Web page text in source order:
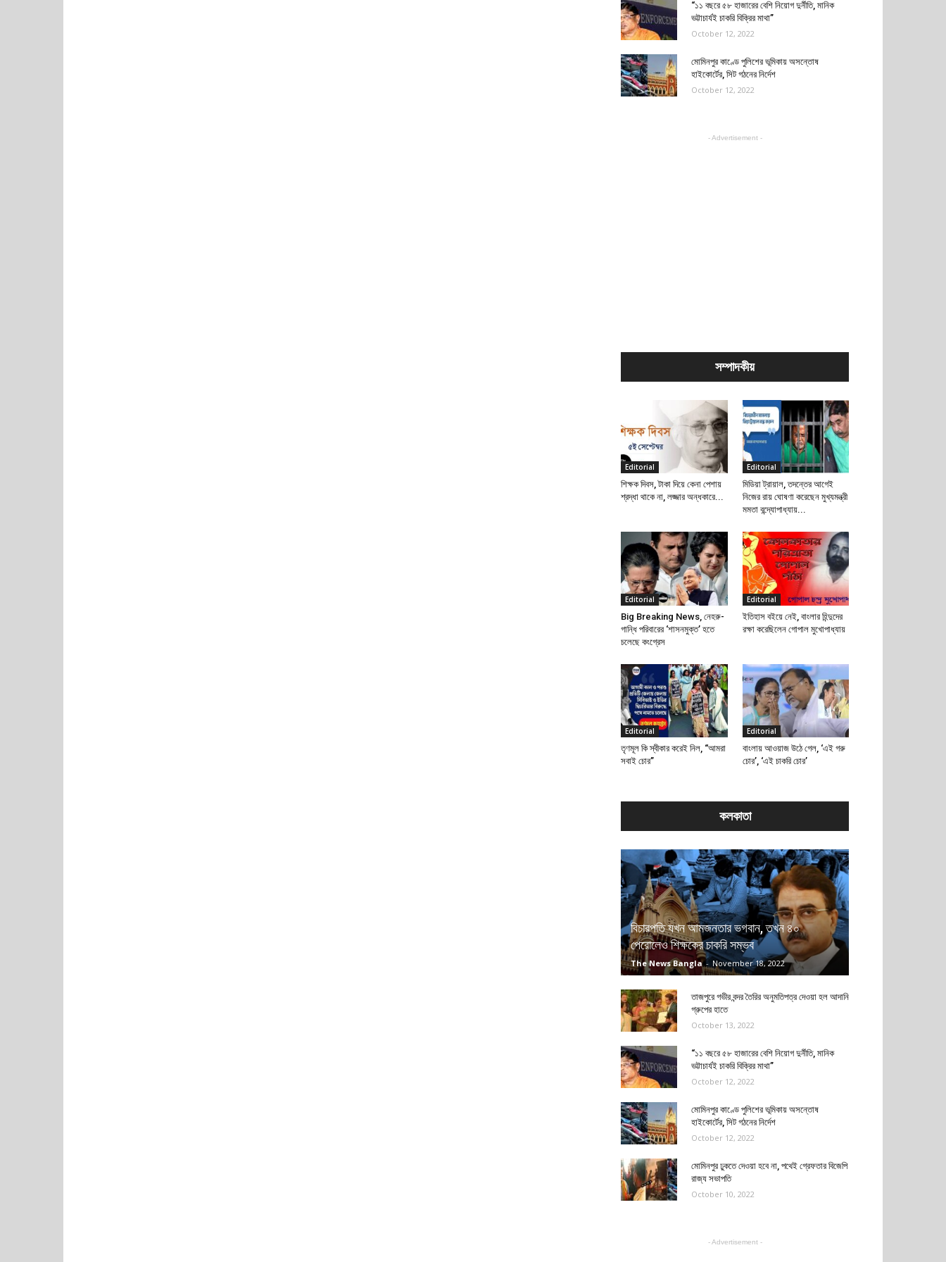
“১১ বছরে ৫৮ হাজারের বেশি নিয়োগ দুর্নীতি, মানিক
ভট্টাচার্যই চাকরি বিক্রির মাথা”
October 12, 2022
মোমিনপুর কাণ্ডে পুলিশের ভূমিকায় অসন্তোষ
হাইকোর্টের, সিট গঠনের নির্দেশ
October 12, 2022
- Advertisement -
সম্পাদকীয়
Editorial
শিক্ষক দিবস, টাকা দিয়ে কেনা পেশায়
শ্রদ্ধা থাকে না, লজ্জার অন্ধকারে...
Editorial
মিডিয়া ট্রায়াল, তদন্তের আগেই
নিজের রায় ঘোষণা করেছেন মুখ্যমন্ত্রী
মমতা বন্দ্যোপাধ্যায়...
Editorial
Big Breaking News, নেহরু-
গান্ধি পরিবারের ‘শাসনমুক্ত’ হতে
চলেছে কংগ্রেস
Editorial
ইতিহাস বইয়ে নেই, বাংলার হিন্দুদের
রক্ষা করেছিলেন গোপাল মুখোপাধ্যায়
Editorial
তৃণমূল কি স্বীকার করেই নিল, “আমরা
সবাই চোর”
Editorial
বাংলায় আওয়াজ উঠে গেল, ‘এই গরু
চোর’, ‘এই চাকরি চোর’
কলকাতা
বিচারপতি যখন আমজনতার ভগবান, তখন ৪০
পেরোলেও শিক্ষকের চাকরি সম্ভব
The News Bangla - November 18, 2022
তাজপুরে গভীর বন্দর তৈরির অনুমতিপত্র দেওয়া হল আদানি
গ্রুপের হাতে
October 13, 2022
“১১ বছরে ৫৮ হাজারের বেশি নিয়োগ দুর্নীতি, মানিক
ভট্টাচার্যই চাকরি বিক্রির মাথা”
October 12, 2022
মোমিনপুর কাণ্ডে পুলিশের ভূমিকায় অসন্তোষ
হাইকোর্টের, সিট গঠনের নির্দেশ
October 12, 2022
মোমিনপুর ঢুকতে দেওয়া হবে না, পথেই গ্রেফতার বিজেপি
রাজ্য সভাপতি
October 10, 2022
- Advertisement -